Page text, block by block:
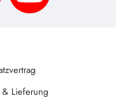
Lieferung